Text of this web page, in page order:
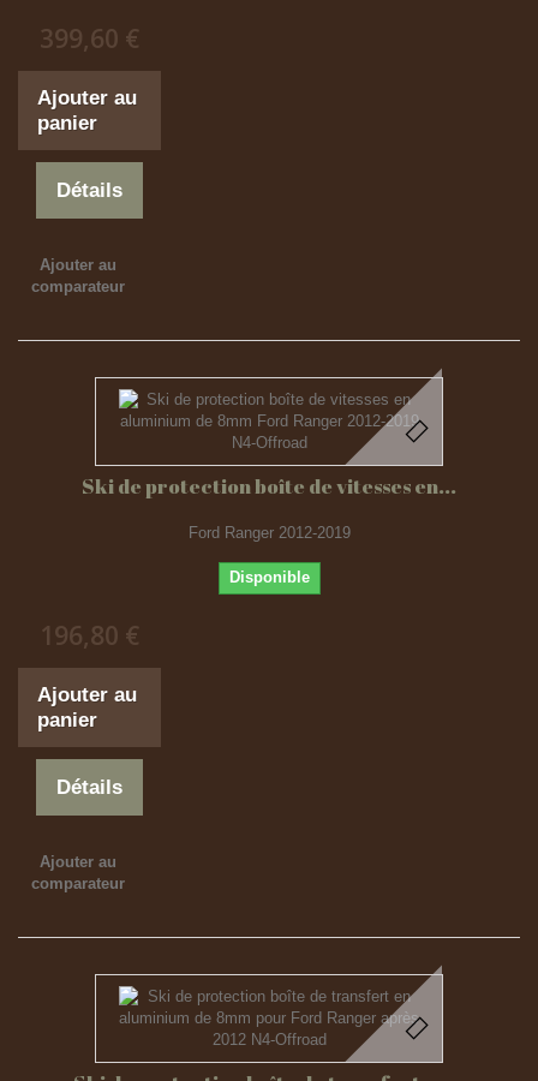
399,60 €
Ajouter au
panier
Détails
Ajouter au
comparateur
Ski de protection boîte de vitesses en...
Ford Ranger 2012-2019
Disponible
196,80 €
Ajouter au
panier
Détails
Ajouter au
comparateur